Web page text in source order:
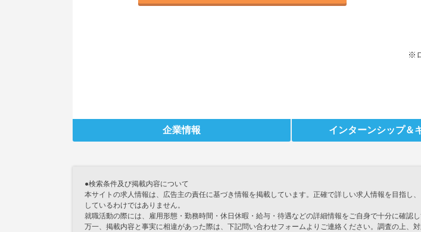
※
企業情報 インターンシップ＆
●検索条件及び掲載内容について
本サイトの求人情報は、広告主の責任に基づき情報を掲載しています。正確で詳しい求人情報を目指
しているわけではありません。
就職活動の際には、雇用形態・勤務時間・休日休暇・給与・待遇などの詳細情報をご自身で十分に確認し
万一、掲載内容と事実に相違があった際は、下記問い合わせフォームよりご連絡ください。調査の上、対